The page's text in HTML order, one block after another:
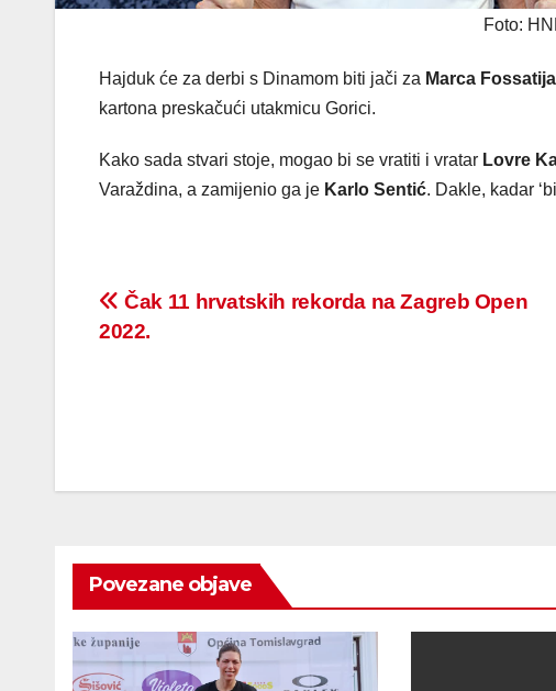
Foto:
Hajduk će za derbi s Dinamom biti jači za Marca Fossatija
kartona preskačući utakmicu Gorici.
Kako sada stvari stoje, mogao bi se vratiti i vratar Lovre
Varaždina, a zamijenio ga je Karlo Sentić. Dakle, kadar
Post
Čak 11 hrvatskih rekorda na Zagreb Open
2022.
Povezane objave